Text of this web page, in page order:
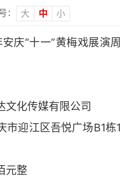
： 大 中 小
“十一”黄梅戏展演周
化传媒有限公司
迎江区吾悦广场B1栋1
元整